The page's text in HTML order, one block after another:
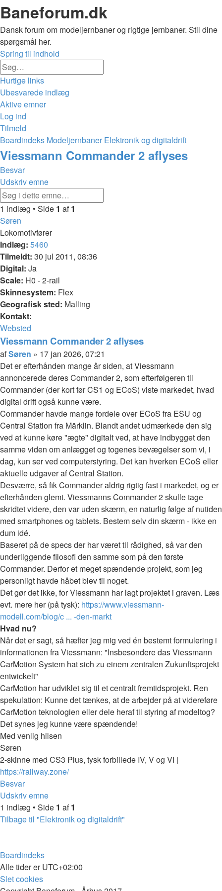
Baneforum.dk
Dansk forum om modeljernbaner og rigtige jernbaner. Stil dine
spørgsmål her.
Spring til indhold
Hurtige links
Ubesvarede indlæg
Aktive emner
Log ind
Tilmeld
Boardindeks Modeljernbaner Elektronik og digitaldrift
Søg
Viessmann Commander 2 aflyses
Besvar
Udskriv emne
1 indlæg • Side 1 af1
Søren
Lokomotivfører
Indlæg: 5460
Tilmeldt: 30 jul 2011, 08:36
Digital: Ja
Scale: H0 - 2-rail
Skinnesystem: Flex
Geografisk sted: Malling
Kontakt:
Kontakt
Søren
Websted
Viessmann Commander 2 aflyses
Citer
Indlæg
afSøren » 17 jan 2026, 07:21
Det er efterhånden mange år siden, at Viessmann
annoncerede deres Commander 2, som efterfølgeren til
Commander (der kort før CS1 og ECoS) viste markedet, hvad
digital drift også kunne være.
Commander havde mange fordele over ECoS fra ESU og
Central Station fra Märklin. Blandt andet udmærkede den sig
ved at kunne køre "ægte" digitalt ved, at have indbygget den
samme viden om anlægget og togenes bevægelser som vi, i
dag, kun ser ved computerstyring. Det kan hverken ECoS eller
aktuelle udgaver af Central Station.
Desværre, så fik Commander aldrig rigtig fast i markedet, og er
efterhånden glemt. Viessmanns Commander 2 skulle tage
skridtet videre, den var uden skærm, en naturlig følge af nutiden
med smartphones og tablets. Bestem selv din skærm - ikke en
dum idé.
Baseret på de specs der har været til rådighed, så var den
underliggende filosofi den samme som på den første
Commander. Derfor et meget spændende projekt, som jeg
personligt havde håbet blev til noget.
Det gør det ikke, for Viessmann har lagt projektet i graven. Læs
evt. mere her (på tysk): https://www.viessmann-
modell.com/blog/c ... -den-markt
Hvad nu?
Når det er sagt, så hæfter jeg mig ved én bestemt formulering i
informationen fra Viessmann: "Insbesondere das Viessmann
CarMotion System hat sich zu einem zentralen Zukunftsprojekt
entwickelt"
CarMotion har udviklet sig til et centralt fremtidsprojekt. Ren
spekulation: Kunne det tænkes, at de arbejder på at videreføre
CarMotion teknologien eller dele heraf til styring af modeltog?
Det synes jeg kunne være spændende!
Med venlig hilsen
Søren
2-skinne med CS3 Plus, tysk forbillede IV, V og VI |
https://railway.zone/
Top
Besvar
Udskriv emne
1 indlæg • Side 1 af1
Tilbage til "Elektronik og digitaldrift"
Boardindeks
Alle tider erUTC+02:00
Slet cookies